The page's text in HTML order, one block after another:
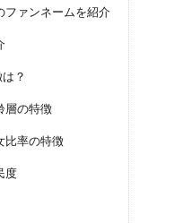
ァンネームを紹介
？
層の特徴
比率の特徴
度